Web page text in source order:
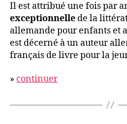
Il est attribué une fois par
exceptionnelle de la
allemande pour enfants et
est décerné à un auteur
français de livre pour la
» continuer